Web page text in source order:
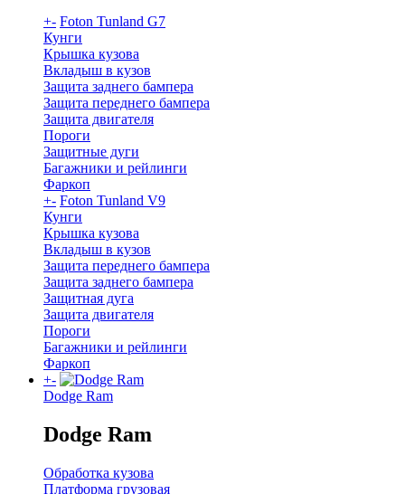
+- Foton Tunland G7
Кунги
Крышка кузова
Вкладыш в кузов
Защита заднего бампера
Защита переднего бампера
Защита двигателя
Пороги
Защитные дуги
Багажники и рейлинги
Фаркоп
+- Foton Tunland V9
Кунги
Крышка кузова
Вкладыш в кузов
Защита переднего бампера
Защита заднего бампера
Защитная дуга
Защита двигателя
Пороги
Багажники и рейлинги
Фаркоп
+-
Dodge Ram
Dodge Ram
Обработка кузова
Платформа грузовая